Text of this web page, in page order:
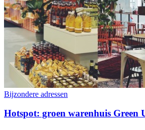
Bijzondere adressen
Hotspot: groen warenhuis Green